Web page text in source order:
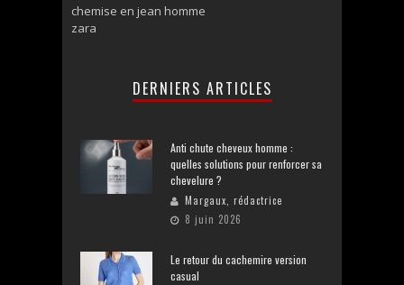
chemise en jean homme
zara
DERNIERS ARTICLES
Anti chute cheveux homme :
quelles solutions pour renforcer sa
chevelure ?
Margaux, rédactrice
8 juin 2026
Le retour du cachemire version
casual